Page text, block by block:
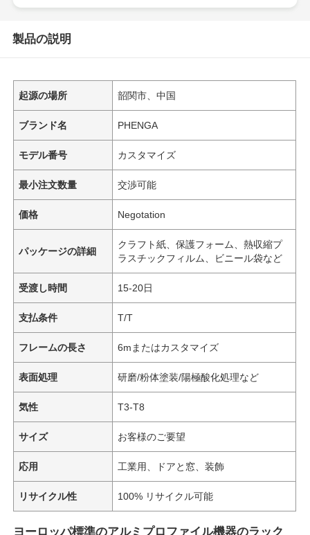
製品の説明
起源の場所 韶関市、中国
ブランド名 PHENGA
モデル番号 カスタマイズ
最小注文数量 交渉可能
価格 Negotation
パッケージの詳細
クラフト紙、保護フォーム、熱収縮プ
ラスチックフィルム、ビニール袋など
受渡し時間 15-20日
支払条件 T/T
フレームの長さ 6mまたはカスタマイズ
表面処理 研磨/粉体塗装/陽極酸化処理など
気性 T3-T8
サイズ お客様のご要望
応用 工業用、ドアと窓、装飾
リサイクル性 100% リサイクル可能
ヨーロッパ標準のアルミプロファイル機器のラック